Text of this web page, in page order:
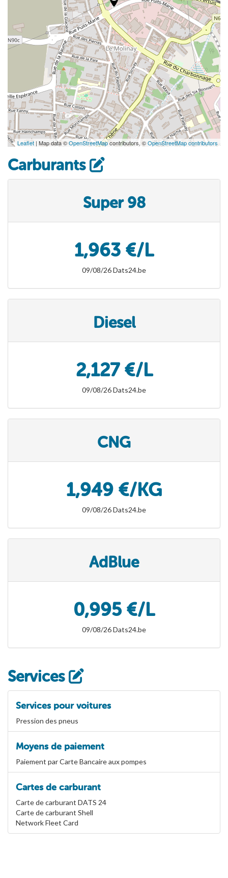
Leaflet | Map data ©OpenStreetMapcontributors, ©OpenStreetMap contributors
Carburants
Super 98
1,963 €/L
09/08/26 Dats24.be
Diesel
2,127 €/L
09/08/26 Dats24.be
CNG
1,949 €/KG
09/08/26 Dats24.be
AdBlue
0,995 €/L
09/08/26 Dats24.be
Services
Services pour voitures
Pression des pneus
Moyens de paiement
Paiement par Carte Bancaire aux pompes
Cartes de carburant
Carte de carburant DATS 24
Carte de carburant Shell
Network Fleet Card